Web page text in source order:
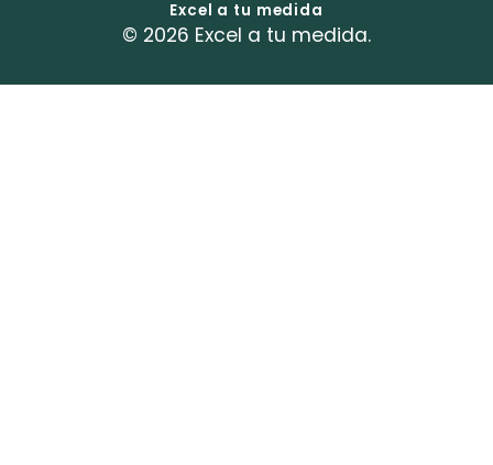
Excel a tu medida
© 2026 Excel a tu medida.